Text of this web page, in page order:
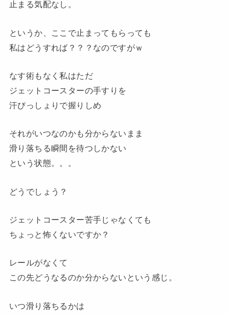
止まる気配なし。
というか、ここで止まってもらっても
私はどうすれば？？？なのですがｗ
なす術もなく私はただ
ジェットコースターの手すりを
汗びっしょりで握りしめ
それがいつなのかも分からないまま
滑り落ちる瞬間を待つしかない
という状態。。。
どうでしょう？
ジェットコースター苦手じゃなくても
ちょっと怖くないですか？
レールがなくて
この先どうなるのか分からないという感じ。
いつ滑り落ちるかは